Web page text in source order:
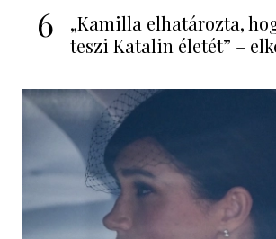
6
„Kamilla elhatározta,
teszi Katalin életét” –